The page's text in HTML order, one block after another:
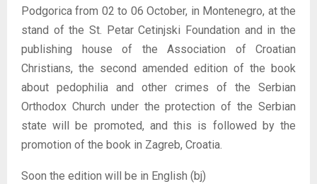
Podgorica from 02 to 06 October, in Montenegro, at the
stand of the St. Petar Cetinjski Foundation and in the
publishing house of the Association of Croatian
Christians, the second amended edition of the book
about pedophilia and other crimes of the Serbian
Orthodox Church under the protection of the Serbian
state will be promoted, and this is followed by the
promotion of the book in Zagreb, Croatia.
Soon the edition will be in English (bj)